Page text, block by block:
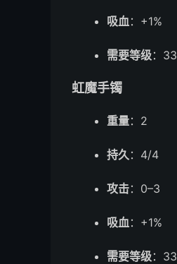
吸血：+1%
需要等级：33
虹魔手镯
重量：2
持久：4/4
攻击：0–3
吸血：+1%
需要等级：33